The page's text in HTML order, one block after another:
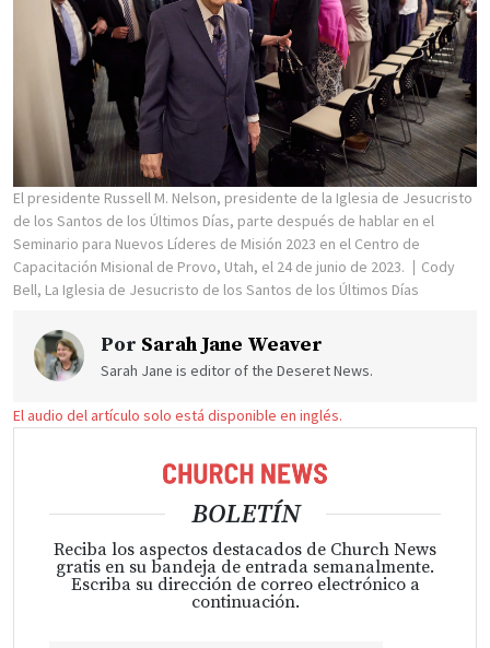
El presidente Russell M. Nelson, presidente de la Iglesia de Jesucristo
de los Santos de los Últimos Días, parte después de hablar en el
Seminario para Nuevos Líderes de Misión 2023 en el Centro de
Capacitación Misional de Provo, Utah, el 24 de junio de 2023.
Cody
Bell, La Iglesia de Jesucristo de los Santos de los Últimos Días
Por Sarah Jane Weaver
Sarah Jane is editor of the Deseret News.
El audio del artículo solo está disponible en inglés.
BOLETÍN
Reciba los aspectos destacados de Church News
gratis en su bandeja de entrada semanalmente.
Escriba su dirección de correo electrónico a
continuación.